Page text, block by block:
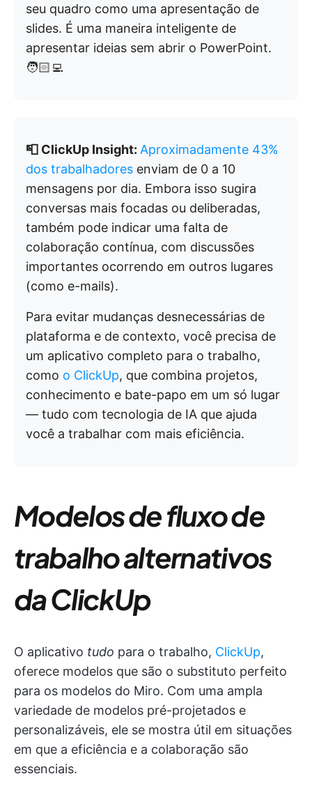
seu quadro como uma apresentação de
slides. É uma maneira inteligente de
apresentar ideias sem abrir o PowerPoint.
🧑🏻‍💻
📮 ClickUp Insight: Aproximadamente 43%
dos trabalhadores enviam de 0 a 10
mensagens por dia. Embora isso sugira
conversas mais focadas ou deliberadas,
também pode indicar uma falta de
colaboração contínua, com discussões
importantes ocorrendo em outros lugares
(como e-mails).
Para evitar mudanças desnecessárias de
plataforma e de contexto, você precisa de
um aplicativo completo para o trabalho,
como o ClickUp, que combina projetos,
conhecimento e bate-papo em um só lugar
— tudo com tecnologia de IA que ajuda
você a trabalhar com mais eficiência.
Modelos de fluxo de
trabalho alternativos
da ClickUp
O aplicativo tudo para o trabalho, ClickUp,
oferece modelos que são o substituto perfeito
para os modelos do Miro. Com uma ampla
variedade de modelos pré-projetados e
personalizáveis, ele se mostra útil em situações
em que a eficiência e a colaboração são
essenciais.